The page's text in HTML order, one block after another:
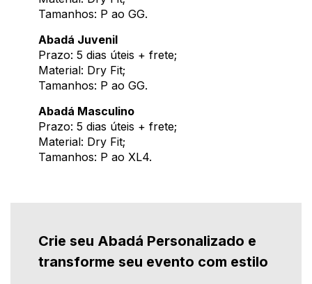
Tamanhos: P ao GG.
Abadá Juvenil
Prazo: 5 dias úteis + frete;
Material: Dry Fit;
Tamanhos: P ao GG.
Abadá Masculino
Prazo: 5 dias úteis + frete;
Material: Dry Fit;
Tamanhos: P ao XL4.
Crie seu Abadá Personalizado e
transforme seu evento com estilo